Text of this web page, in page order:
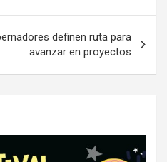
definen ruta para
avanzar en proyectos